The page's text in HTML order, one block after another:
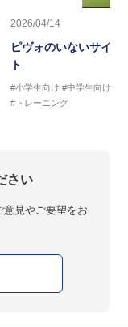
2026/04/14
ピヴォのいないサイド
ト
#小学生向け #中学生向け
#トレーニング
さい
見やご要望をお